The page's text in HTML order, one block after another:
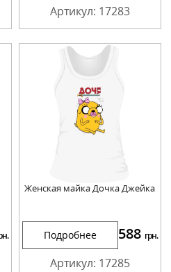
Артикул: 17283
Женская майка Дочка Джейка
Подробнее 588 грн.
Артикул: 17285